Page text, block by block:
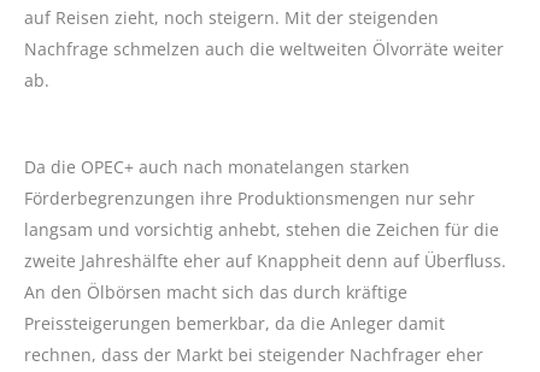
auf Reisen zieht, noch steigern. Mit der steigenden
Nachfrage schmelzen auch die weltweiten Ölvorräte weiter
ab.
Da die OPEC+ auch nach monatelangen starken
Förderbegrenzungen ihre Produktionsmengen nur sehr
langsam und vorsichtig anhebt, stehen die Zeichen für die
zweite Jahreshälfte eher auf Knappheit denn auf Überfluss.
An den Ölbörsen macht sich das durch kräftige
Preissteigerungen bemerkbar, da die Anleger damit
rechnen, dass der Markt bei steigender Nachfrager eher